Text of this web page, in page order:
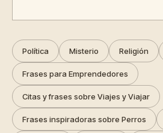
Política Misterio Religión
Frases para Emprendedores
Citas y frases sobre Viajes y Viajar
Frases inspiradoras sobre Perros